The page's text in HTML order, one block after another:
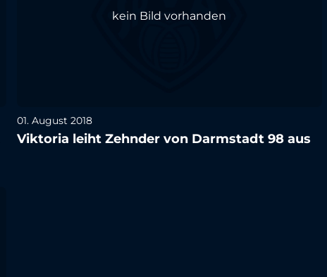
kein Bild vorhanden
01. August 2018
Viktoria leiht Zehnder von Darmstadt 98 aus